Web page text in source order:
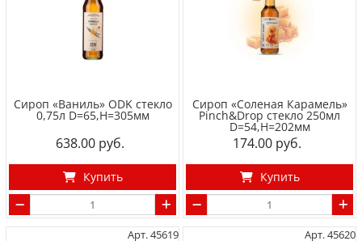
Сироп «Ваниль» ODK стекло
0,75л D=65,H=305мм
638.00
Купить
Сироп «Соленая Карамель»
Pinch&Drop стекло 250мл
D=54,H=202мм
174.00
Купить
Арт. 45619 Арт. 45620